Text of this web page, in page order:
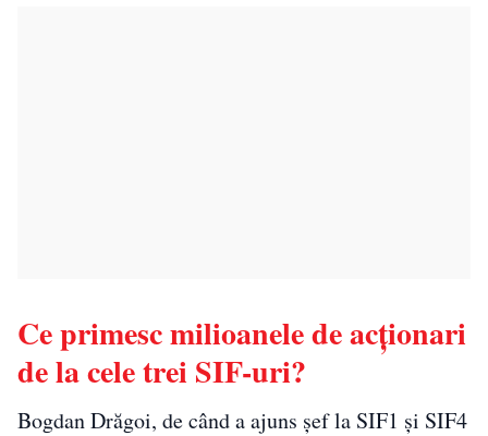
Ce primesc milioanele de acționari
de la cele trei SIF-uri?
Bogdan Drăgoi, de când a ajuns șef la SIF1 și SIF4